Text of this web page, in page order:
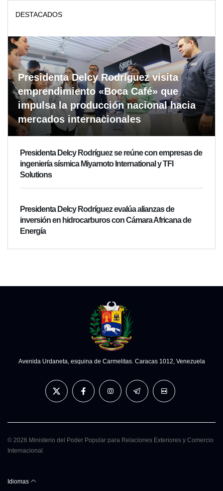
DESTACADOS
Presidenta Delcy Rodríguez visita
emprendimiento «Boca Café» que
impulsa la producción nacional hacia
mercados internacionales
Presidenta Delcy Rodríguez se reúne con empresas de
ingeniería sísmica Miyamoto International y TFI
Solutions
Presidenta Delcy Rodríguez evalúa alianzas de
inversión en hidrocarburos con Cámara Africana de
Energía
Avenida Urdaneta, esquina de Carmelitas. Caracas 1012, Venezuela
© 2026 Ministerio del Poder Popular para Relaciones Exteriores y Comercio
Internacional
Idiomas